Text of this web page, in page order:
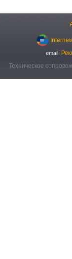
email:
Техническое